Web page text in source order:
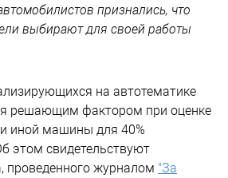
признались, что
выбирают для своей работы
на автотематике
решающим фактором при оценке
иной машины для 40%
этом свидетельствуют
проведенного журналом "За